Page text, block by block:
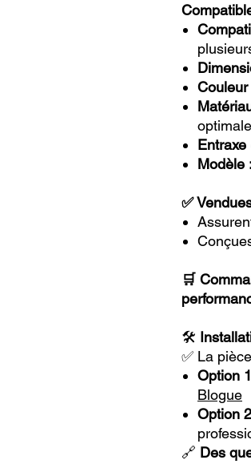
Couleur
Entraxe
Modèle
✅
🛒
🛠️
✅ La
Option
Blogue
Option
🔗 Des